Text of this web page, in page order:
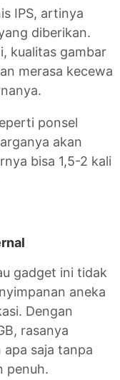
IPS, artinya
diberikan.
kualitas gambar
merasa kecewa
ponsel
akan
bisa 1,5-2 kali
gadget ini tidak
aneka
Dengan
rasanya
saja tanpa
penuh.